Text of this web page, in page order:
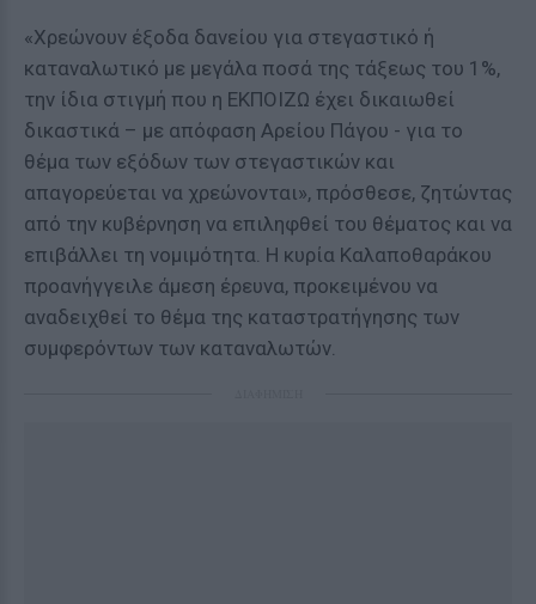
«Χρεώνουν έξοδα δανείου για στεγαστικό ή
καταναλωτικό με μεγάλα ποσά της τάξεως του 1%,
την ίδια στιγμή που η ΕΚΠΟΙΖΩ έχει δικαιωθεί
δικαστικά – με απόφαση Αρείου Πάγου - για το
θέμα των εξόδων των στεγαστικών και
απαγορεύεται να χρεώνονται», πρόσθεσε, ζητώντας
από την κυβέρνηση να επιληφθεί του θέματος και να
επιβάλλει τη νομιμότητα. Η κυρία Καλαποθαράκου
προανήγγειλε άμεση έρευνα, προκειμένου να
αναδειχθεί το θέμα της καταστρατήγησης των
συμφερόντων των καταναλωτών.